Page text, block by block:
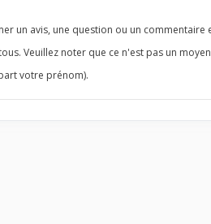
un avis, une question ou un commentaire
Veuillez noter que ce n'est pas un
votre prénom).